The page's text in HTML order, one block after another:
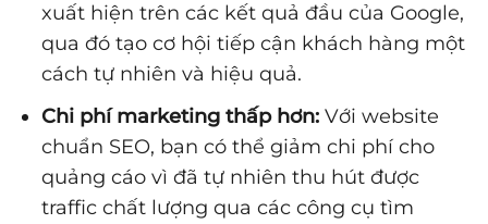
xuất hiện trên các kết quả đầu của Google,
qua đó tạo cơ hội tiếp cận khách hàng một
cách tự nhiên và hiệu quả.
Chi phí marketing thấp hơn: Với website
chuẩn SEO, bạn có thể giảm chi phí cho
quảng cáo vì đã tự nhiên thu hút được
traffic chất lượng qua các công cụ tìm